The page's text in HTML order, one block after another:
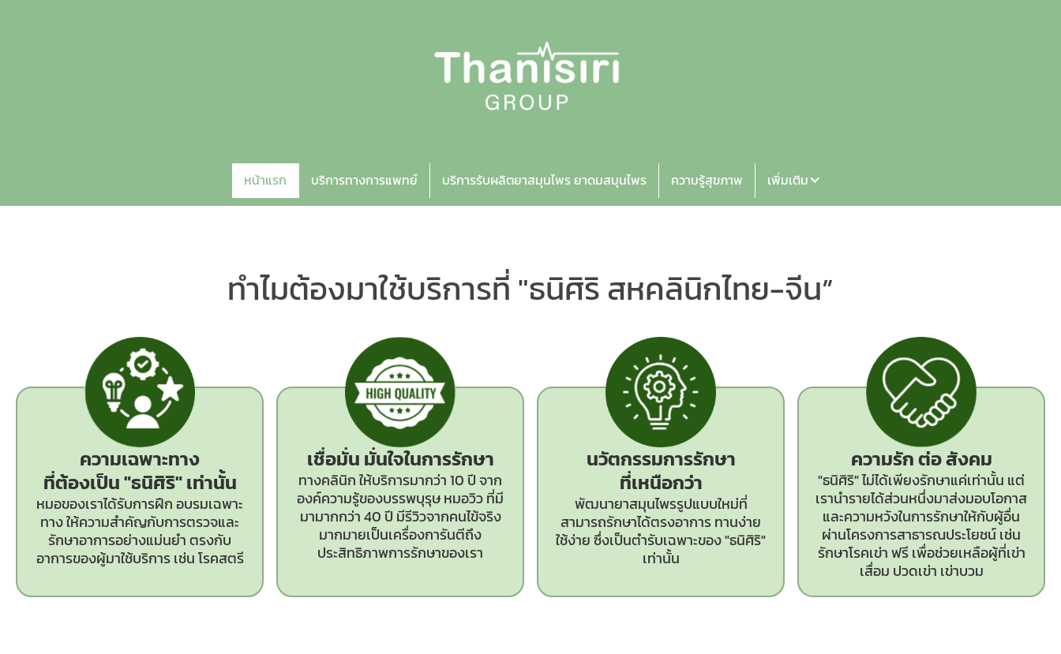
หน้าแรก บริการทางการแพทย์ บริการรับผลิตยาสมุนไพร ยาดมสมุนไพร ความรู้สุขภาพ เพิ่มเติม
ทำไมต้องมาใช้บริการที่ "ธนิศิริ สหคลินิกไทย-จีน”
ความเฉพาะทาง
ที่ต้องเป็น"ธนิศิริ"เท่านั้น
หมอของเราได้รับการฝึก อบรมเฉพาะ
ทาง ให้ความสำคัญกับการตรวจและ
รักษาอาการอย่างแม่นยำ ตรงกับ
อาการของผู้มาใช้บริการ เช่น โรคสตรี
เชื่อมั่น มั่นใจในการรักษา
ทางคลินิก ให้บริการมากว่า 10 ปี จาก
องค์ความรู้ของบรรพบุรุษ หมอวิว ที่มี
มามากกว่า 40 ปี มีรีวิวจากคนไข้จริง
มากมายเป็นเครื่องการันตีถึง
ประสิทธิภาพการรักษาของเรา
นวัตกรรมการรักษา
ที่เหนือกว่า
พัฒนายาสมุนไพรรูปแบบใหม่ที่
สามารถรักษาได้ตรงอาการ ทานง่าย
ใช้ง่าย ซึ่งเป็นตำรับเฉพาะของ "ธนิศิริ"
เท่านั้น
ความรัก ต่อ สังคม
"ธนิศิริ" ไม่ได้เพียงรักษาแค่เท่านั้น แต่
เรานำรายได้ส่วนหนึ่งมาส่งมอบโอกาส
และความหวังในการรักษาให้กับผู้อื่น
ผ่านโครงการสาธารณประโยชน์ เช่น
รักษาโรคเข่า ฟรี เพื่อช่วยเหลือผู้ที่เข่า
เสื่อม ปวดเข่า เข่าบวม